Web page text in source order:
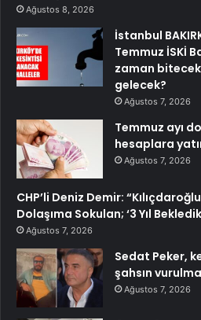
Ağustos 8, 2026
İstanbul
Temmuz İSKİ
zaman
gelecek?
Ağustos 7, 2026
Temmuz ayı
hesaplara
Ağustos 7, 2026
CHP’li Deniz Demir:
Dolaşıma Sokulan; ‘3 Yıl
Ağustos 7, 2026
Sedat Peker,
şahsın
Ağustos 7, 2026